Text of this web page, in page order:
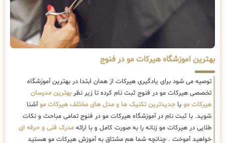
بهترین اموزشگاه هیرکات مو در فنوج
توصیه می شود برای یادگیری هیرکات از همان ابتدا در بهترین آموزشگاه
تخصصی هیرکات مو در فنوج ثبت نام کرده تا زیر نظربهترین مدرسان
هیرکات مو با جدیدترین تکنیک ها و مدل های مختلف هیرکات موآشنا
شوید. با ثبت نام در آموزشگاه هیرکات مو در فنوج تمامی مباحث و نکات
طلایی در هیرکات مو زنانه را به صورت کامل و با ارائه مدرک فنی و حرفه ای
خواهید آموخت . چنانچه شما هم مشتاق به آموزش هیرکات مو هستید